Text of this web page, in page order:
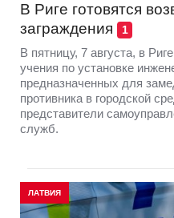
В Риге готовятся
заграждения
1
В пятницу, 7 августа, в
учения по установке
предназначенных для
противника в городской
представители
служб.
ЛАТВИЯ